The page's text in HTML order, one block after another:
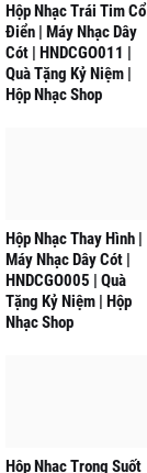
Hộp Nhạc Trái Tim Cổ
Điển | Máy Nhạc Dây
Cót | HNDCGO011 |
Quà Tặng Kỷ Niệm |
Hộp Nhạc Shop
Hộp Nhạc Thay Hình |
Máy Nhạc Dây Cót |
HNDCGO005 | Quà
Tặng Kỷ Niệm | Hộp
Nhạc Shop
Hộp Nhạc Trong Suốt